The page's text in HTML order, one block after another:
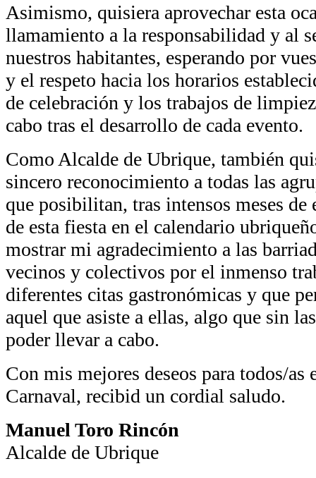
Asimismo, quisiera aprovechar esta
llamamiento a la responsabilidad y al
nuestros habitantes, esperando por
y el respeto hacia los horarios
de celebración y los trabajos de
cabo tras el desarrollo de cada evento.
Como Alcalde de Ubrique, también
sincero reconocimiento a todas las
que posibilitan, tras intensos meses de
de esta fiesta en el calendario
mostrar mi agradecimiento a las
vecinos y colectivos por el inmenso
diferentes citas gastronómicas y que
aquel que asiste a ellas, algo que sin
poder llevar a cabo.
Con mis mejores deseos para todos/as
Carnaval, recibid un cordial saludo.
Manuel Toro Rincón
Alcalde de Ubrique